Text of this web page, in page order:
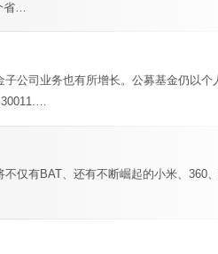
省…
公司业务也有所增长。公募基金仍以个
30011.…
仅有BAT、还有不断崛起的小米、360